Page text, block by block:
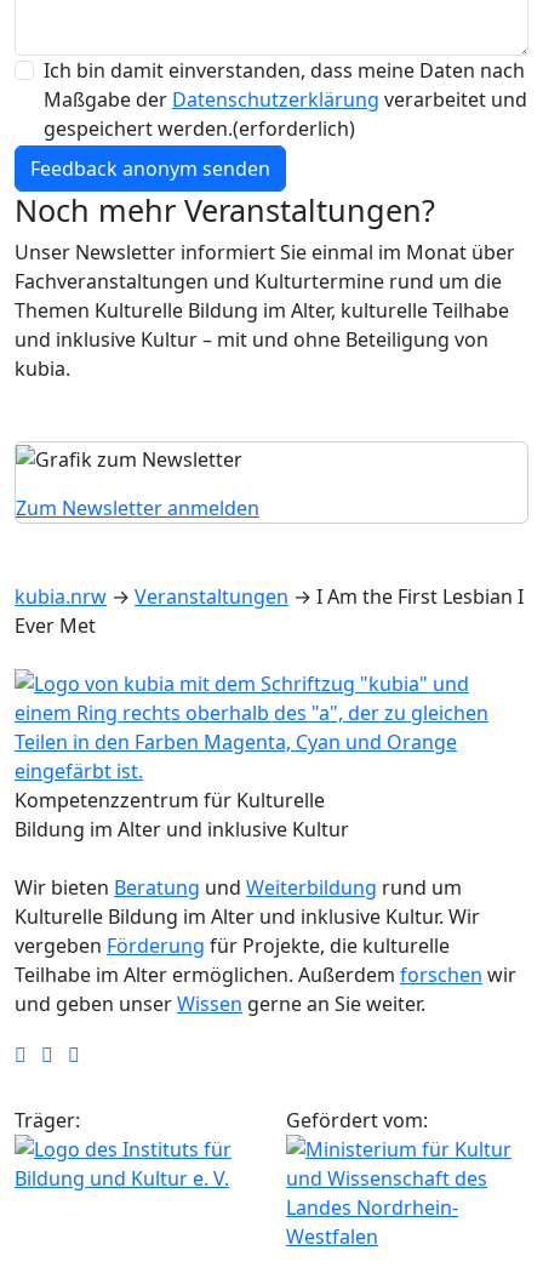
Einwilligung Datenschutzerklärung
Ich bin damit einverstanden, dass meine Daten nach
Maßgabe der Datenschutzerklärung verarbeitet und
gespeichert werden.(erforderlich)
Noch mehr Veranstaltungen?
Unser Newsletter informiert Sie einmal im Monat über
Fachveranstaltungen und Kulturtermine rund um die
Themen Kulturelle Bildung im Alter, kulturelle Teilhabe
und inklusive Kultur – mit und ohne Beteiligung von
kubia.
Zum Newsletter anmelden
kubia.nrw → Veranstaltungen → I Am the First Lesbian I
Ever Met
Kompetenzzentrum für Kulturelle
Bildung im Alter und inklusive Kultur
Wir bieten Beratung und Weiterbildung rund um
Kulturelle Bildung im Alter und inklusive Kultur. Wir
vergeben Förderung für Projekte, die kulturelle
Teilhabe im Alter ermöglichen. Außerdem forschen wir
und geben unserWissen gerne an Sie weiter.
Träger: Gefördert vom: